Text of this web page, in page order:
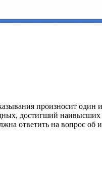
произносит один
достигший
ответить на вопрос об